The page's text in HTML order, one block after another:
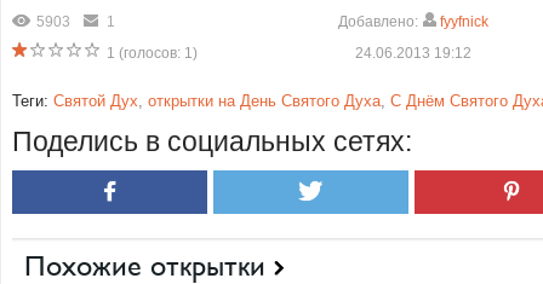
5903
1
1 (голосов: 1)
Добавлено:
fyyfnick
24.06.2013 19:12
Теги: Святой Дух, открытки на День Святого Духа, С Днём Святого
Поделись в социальных сетях:
Похожие открытки